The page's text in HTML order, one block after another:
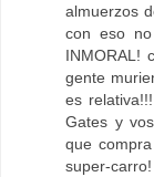
almuerzos
con eso
INMORAL!
gente
es
Gates y
que
super-